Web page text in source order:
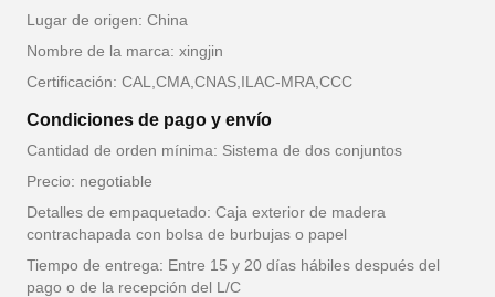
Lugar de origen: China
Nombre de la marca: xingjin
Certificación: CAL,CMA,CNAS,ILAC-MRA,CCC
Condiciones de pago y envío
Cantidad de orden mínima: Sistema de dos conjuntos
Precio: negotiable
Detalles de empaquetado: Caja exterior de madera
contrachapada con bolsa de burbujas o papel
Tiempo de entrega: Entre 15 y 20 días hábiles después del
pago o de la recepción del L/C